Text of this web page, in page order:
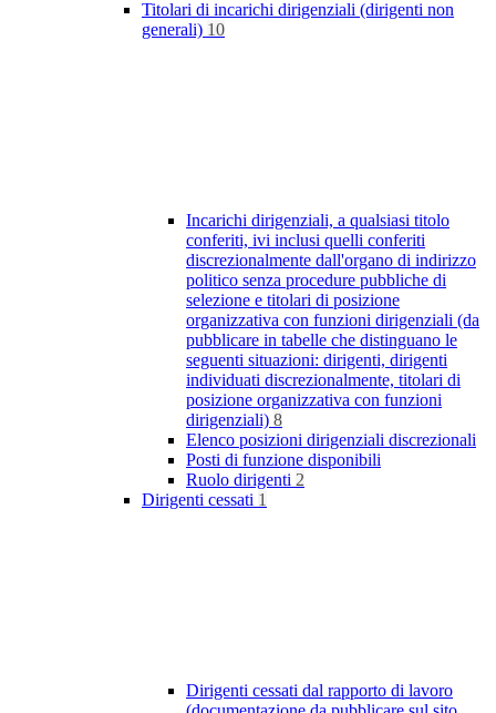
Titolari di incarichi dirigenziali (dirigenti non
generali) 10
Incarichi dirigenziali, a qualsiasi titolo
conferiti, ivi inclusi quelli conferiti
discrezionalmente dall'organo di indirizzo
politico senza procedure pubbliche di
selezione e titolari di posizione
organizzativa con funzioni dirigenziali (da
pubblicare in tabelle che distinguano le
seguenti situazioni: dirigenti, dirigenti
individuati discrezionalmente, titolari di
posizione organizzativa con funzioni
dirigenziali) 8
Elenco posizioni dirigenziali discrezionali
Posti di funzione disponibili
Ruolo dirigenti 2
Dirigenti cessati 1
Dirigenti cessati dal rapporto di lavoro